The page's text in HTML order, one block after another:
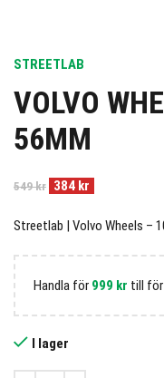
STREETLAB
VOLVO
56MM
549kr 384 kr
Streetlab | Volvo Wheels –
Handla för 999 kr till
I lager